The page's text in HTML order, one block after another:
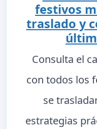
festivos
traslado y
Consulta el
con todos los
se
estrategias